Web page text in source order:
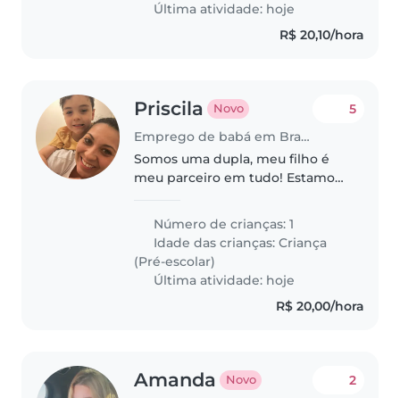
Última atividade: hoje
R$ 20,10/hora
Priscila Novo
Emprego de babá em Brasília
5
Somos uma dupla, meu filho é
meu parceiro em tudo! Estamos
Número de crianças: 1
Idade das crianças:Criança
(Pré-escolar)
Última atividade: hoje
R$ 20,00/hora
Amanda Novo 2